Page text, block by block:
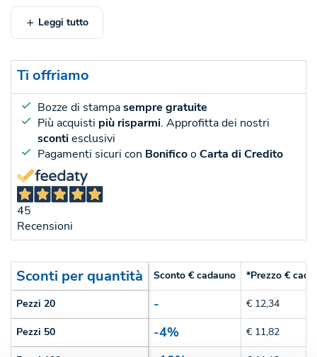
Leggi tutto
Ti offriamo
Bozze di stampasempre gratuite
Più acquisti più risparmi. Approfitta dei nostri
scontiesclusivi
Pagamenti sicuri con BonificooCarta di Credito
45
Recensioni
Sconti per quantità Sconto € cadauno *Prezzo €
Pezzi 20 - € 12,34
Pezzi 50 -4% € 11,82